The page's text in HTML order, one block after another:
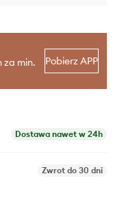
za min.
Pobierz APP
Dostawa nawet w 24h
Zwrot do 30 dni